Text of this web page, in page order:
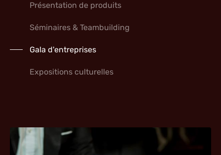
Présentation de produits
Séminaires & Teambuilding
Gala d'entreprises
Expositions culturelles